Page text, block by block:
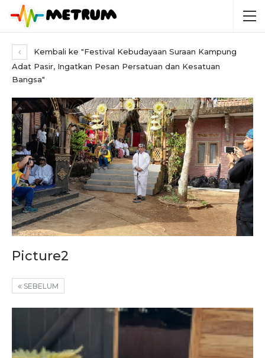
Kembali ke "Festival Kebudayaan Suraan Kampung
Adat Pasir, Ingatkan Pesan Persatuan dan Kesatuan
Bangsa"
Picture2
SEBELUM